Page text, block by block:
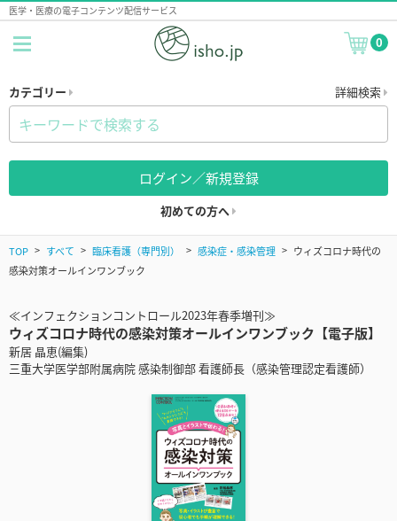
医学・医療の電子コンテンツ配信サービス
0
カテゴリー 詳細検索
ログイン／新規登録
初めての方へ
TOP すべて 臨床看護（専門別） 感染症・感染管理
ウィズコロナ時代の
感染対策オールインワンブック
≪インフェクションコントロール2023年春季増刊≫
ウィズコロナ時代の感染対策オールインワンブック【電子版】
新居 晶恵(編集)
三重大学医学部附属病院 感染制御部 看護師長（感染管理認定看護師）